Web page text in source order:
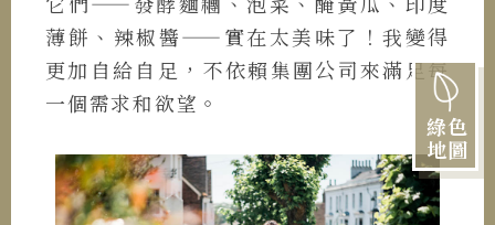
綠色
地圖
薄餅、辣椒醬——實在太美味了！我變得
更加自給自足，不依賴集團公司來滿足每
一個需求和欲望。